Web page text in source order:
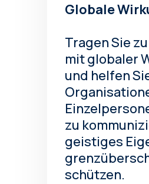
Globale
Tragen Sie
mit globaler
und helfen
zu
geistiges
schützen.